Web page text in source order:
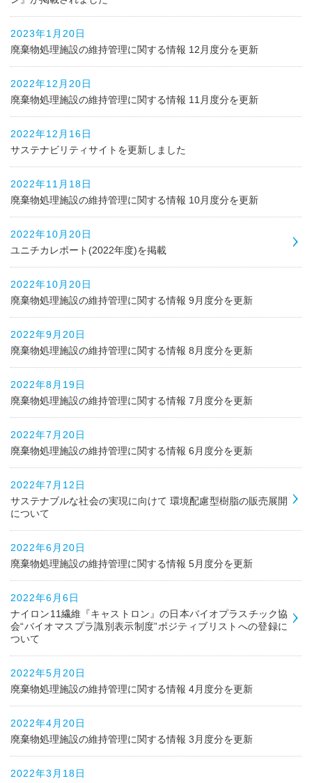
2023年1月20日
廃棄物処理施設の維持管理に関する情報 12月度分を更新
2022年12月20日
廃棄物処理施設の維持管理に関する情報 11月度分を更新
2022年12月16日
サステナビリティサイトを更新しました
2022年11月18日
廃棄物処理施設の維持管理に関する情報 10月度分を更新
2022年10月20日
ユニチカレポート(2022年度)を掲載
2022年10月20日
廃棄物処理施設の維持管理に関する情報 9月度分を更新
2022年9月20日
廃棄物処理施設の維持管理に関する情報 8月度分を更新
2022年8月19日
廃棄物処理施設の維持管理に関する情報 7月度分を更新
2022年7月20日
廃棄物処理施設の維持管理に関する情報 6月度分を更新
2022年7月12日
サステナブルな社会の実現に向けて 環境配慮型樹脂の販売展開
について
2022年6月20日
廃棄物処理施設の維持管理に関する情報 5月度分を更新
2022年6月6日
ナイロン11繊維『キャストロン』の日本バイオプラスチック協
会“バイオマスプラ識別表示制度”ポジティブリストへの登録に
ついて
2022年5月20日
廃棄物処理施設の維持管理に関する情報 4月度分を更新
2022年4月20日
廃棄物処理施設の維持管理に関する情報 3月度分を更新
2022年3月18日